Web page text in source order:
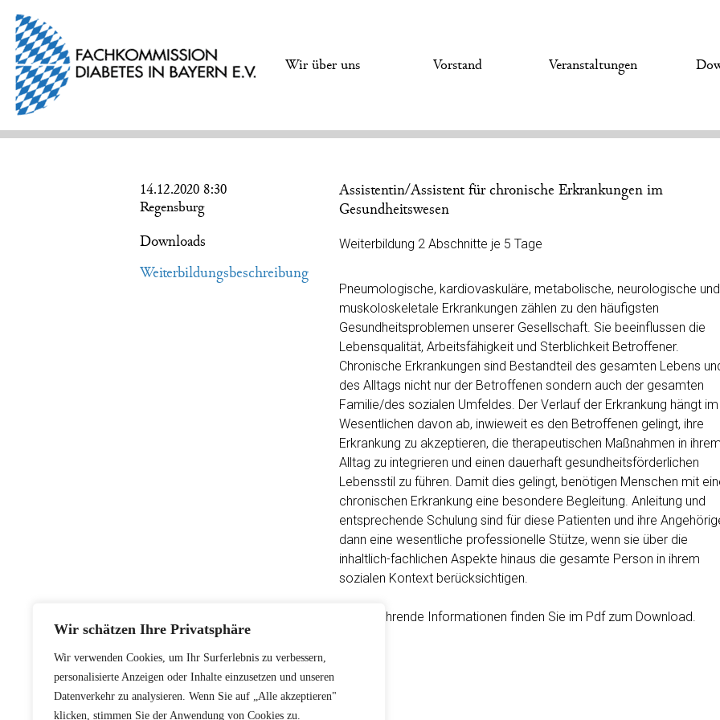
Wir schätzen Ihre Privatsphäre
Wir verwenden Cookies, um Ihr Surferlebnis zu verbessern,
personalisierte Anzeigen oder Inhalte einzusetzen und unseren
Datenverkehr zu analysieren. Wenn Sie auf „Alle akzeptieren"
klicken, stimmen Sie der Anwendung von Cookies zu.
Wir über uns Vorstand Veranstaltungen
14.12.2020 8:30
Regensburg
Downloads
Weiterbildungsbeschreibung
Assistentin/Assistent für chronische Erkrankungen im
Gesundheitswesen
Weiterbildung 2 Abschnitte je 5 Tage
Pneumologische, kardiovaskuläre, metabolische, neurologische und
muskoloskeletale Erkrankungen zählen zu den häufigsten
Gesundheitsproblemen unserer Gesellschaft. Sie beeinflussen die
Lebensqualität, Arbeitsfähigkeit und Sterblichkeit Betroffener.
Chronische Erkrankungen sind Bestandteil des gesamten Lebens
des Alltags nicht nur der Betroffenen sondern auch der gesamten
Familie/des sozialen Umfeldes. Der Verlauf der Erkrankung hängt im
Wesentlichen davon ab, inwieweit es den Betroffenen gelingt, ihre
Erkrankung zu akzeptieren, die therapeutischen Maßnahmen in ihrem
Alltag zu integrieren und einen dauerhaft gesundheitsförderlichen
Lebensstil zu führen. Damit dies gelingt, benötigen Menschen mit
chronischen Erkrankung eine besondere Begleitung. Anleitung und
entsprechende Schulung sind für diese Patienten und ihre
dann eine wesentliche professionelle Stütze, wenn sie über die
inhaltlich-fachlichen Aspekte hinaus die gesamte Person in ihrem
sozialen Kontext berücksichtigen.
Weiterführende Informationen finden Sie im Pdf zum Download.